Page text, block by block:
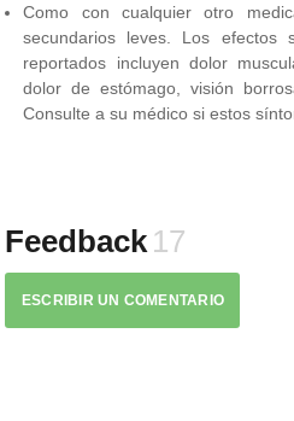
Como con cualquier otro
secundarios leves. Los efectos
reportados incluyen dolor
dolor de estómago, visión
Consulte a su médico si estos
Feedback 17
ESCRIBIR UN COMENTARIO